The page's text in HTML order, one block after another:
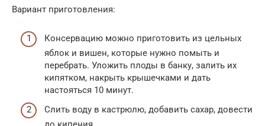
Вариант приготовления:
Консервацию можно приготовить из цельных
яблок и вишен, которые нужно помыть и
перебрать. Уложить плоды в банку, залить их
кипятком, накрыть крышечками и дать
настояться 10 минут.
Слить воду в кастрюлю, добавить сахар, довести